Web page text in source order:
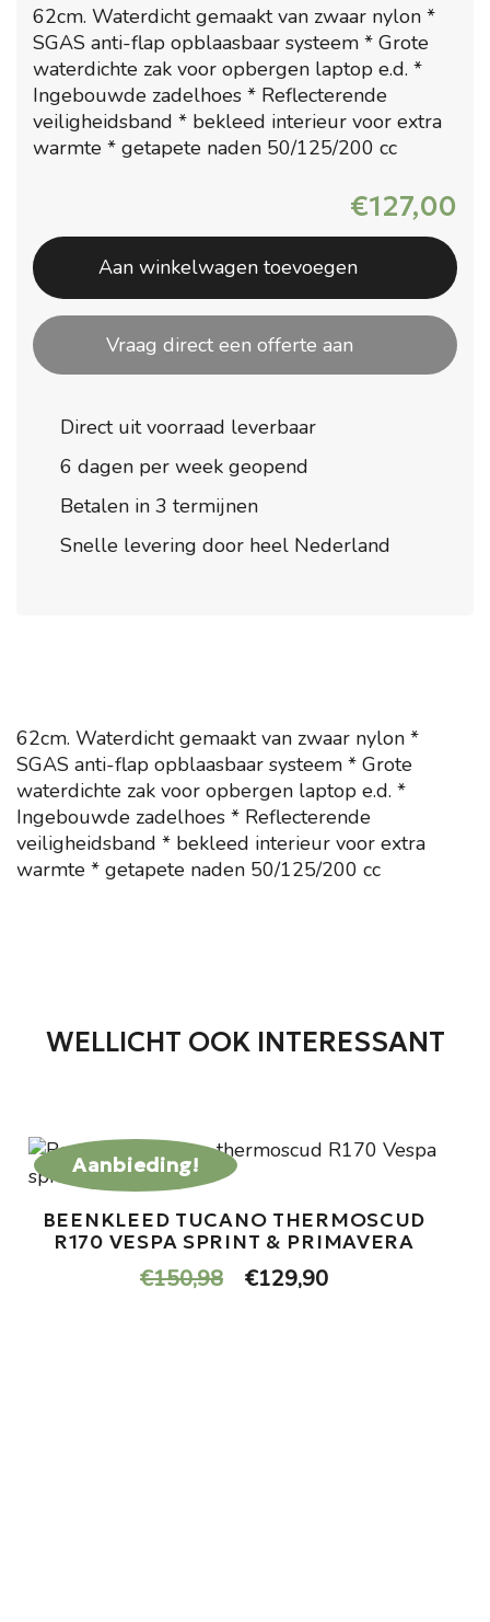
62cm. Waterdicht gemaakt van zwaar nylon *
SGAS anti-flap opblaasbaar systeem * Grote
waterdichte zak voor opbergen laptop e.d. *
Ingebouwde zadelhoes * Reflecterende
veiligheidsband * bekleed interieur voor extra
warmte * getapete naden 50/125/200 cc
€127,00
Aan winkelwagen toevoegen
Vraag direct een offerte aan
Direct uit voorraad leverbaar
6 dagen per week geopend
Betalen in 3 termijnen
Snelle levering door heel Nederland
62cm. Waterdicht gemaakt van zwaar nylon *
SGAS anti-flap opblaasbaar systeem * Grote
waterdichte zak voor opbergen laptop e.d. *
Ingebouwde zadelhoes * Reflecterende
veiligheidsband * bekleed interieur voor extra
warmte * getapete naden 50/125/200 cc
WELLICHT OOK INTERESSANT
Aanbieding!
BEENKLEED TUCANO THERMOSCUD
R170 VESPA SPRINT & PRIMAVERA
€150,98
Oorspronkelijke
€129,90Huidige